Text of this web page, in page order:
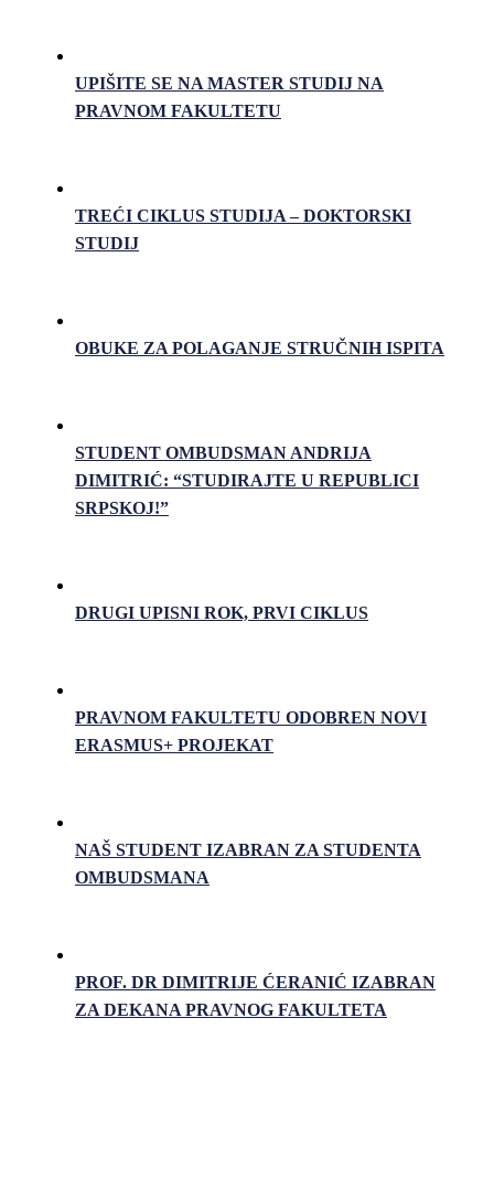
UPIŠITE SE NA MASTER STUDIJ NA
PRAVNOM FAKULTETU
TREĆI CIKLUS STUDIJA – DOKTORSKI
STUDIJ
OBUKE ZA POLAGANJE STRUČNIH ISPITA
STUDENT OMBUDSMAN ANDRIJA
DIMITRIĆ: “STUDIRAJTE U REPUBLICI
SRPSKOJ!”
DRUGI UPISNI ROK, PRVI CIKLUS
PRAVNOM FAKULTETU ODOBREN NOVI
ERASMUS+ PROJEKAT
NAŠ STUDENT IZABRAN ZA STUDENTA
OMBUDSMANA
PROF. DR DIMITRIJE ĆERANIĆ IZABRAN
ZA DEKANA PRAVNOG FAKULTETA